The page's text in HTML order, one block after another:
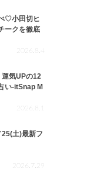
♡小田切ヒ
ークを徹底
2026.8.4
運気UPの12
い-itSnap M
2026.8.1
25(土)最新フ
2026.7.29